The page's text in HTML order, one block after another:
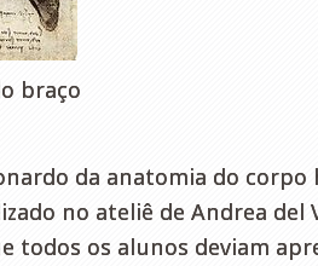
braço
da anatomia do
no ateliê de Andrea del
todos os alunos deviam